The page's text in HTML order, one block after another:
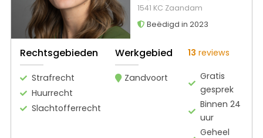
1541 KC Zaandam
Beëdigd in 2023
Rechtsgebieden
Strafrecht
Huurrecht
Slachtofferrecht
Werkgebied
Zandvoort
13 reviews
Gratis
gesprek
Binnen 24
uur
Geheel